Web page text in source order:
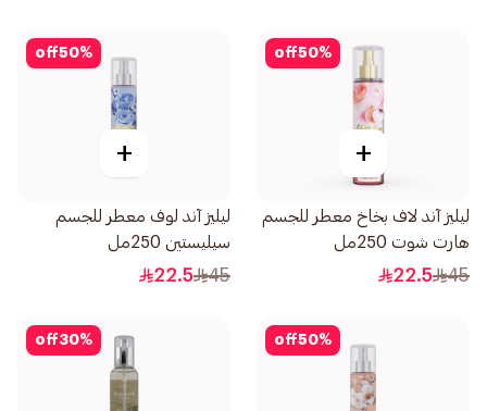
50%
off
+
ليليز آند لاف بخاخ معطر للجسم
هارت شوت 250مل
45
22.5
50%
off
+
ليليز آند لوف معطر للجسم
سيليستين 250مل
45
22.5
50%
off
30%
off